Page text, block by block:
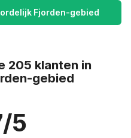
Fjorden-gebied
205 klanten in
gebied
5